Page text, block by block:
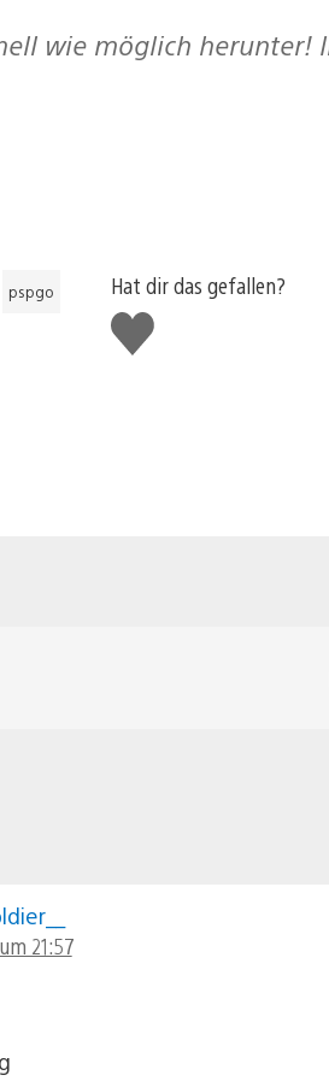
pspgo
Hat dir das gefallen?
Gefällt
mir
21:57